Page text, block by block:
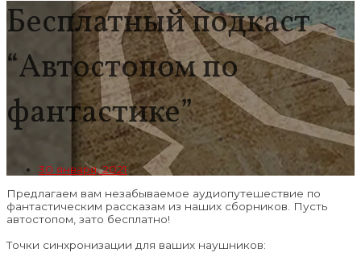
Бесплатный подкаст
“Автостопом по
фантастике”
30 января, 2021
Предлагаем вам незабываемое аудиопутешествие по
фантастическим рассказам из наших сборников. Пусть
автостопом, зато бесплатно!
Точки синхронизации для ваших наушников: